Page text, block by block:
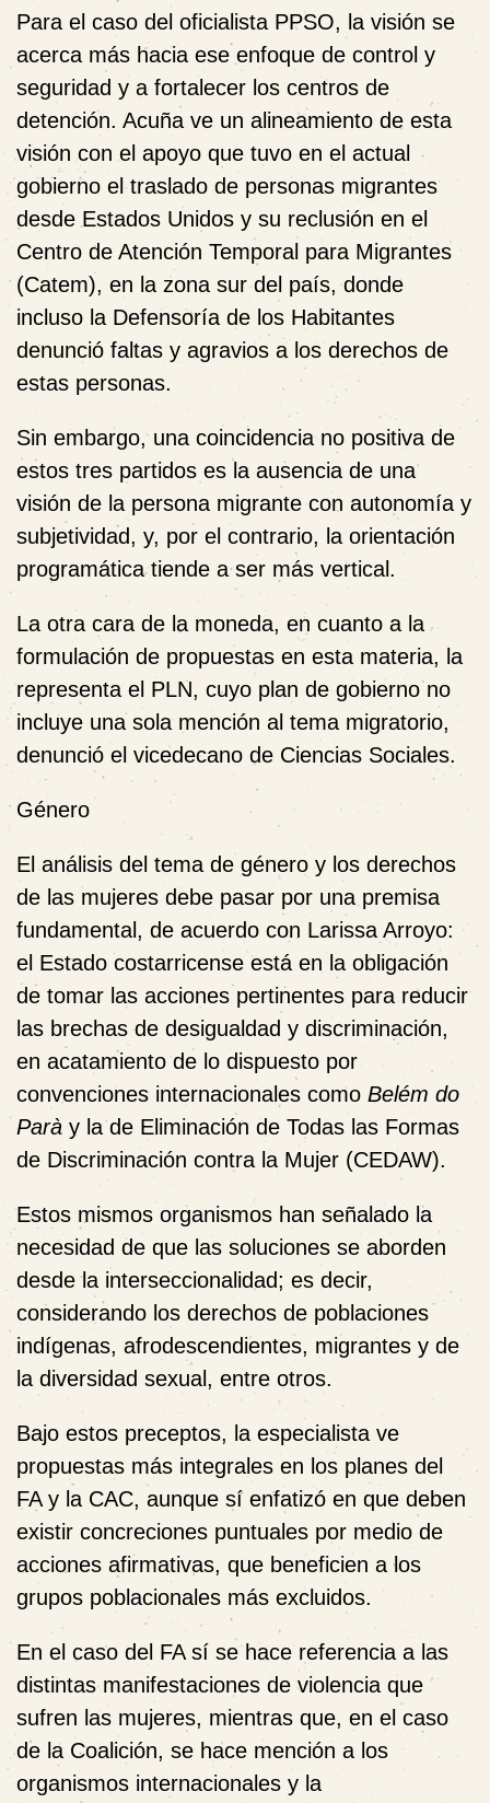
Para el caso del oficialista PPSO, la visión se
acerca más hacia ese enfoque de control y
seguridad y a fortalecer los centros de
detención. Acuña ve un alineamiento de esta
visión con el apoyo que tuvo en el actual
gobierno el traslado de personas migrantes
desde Estados Unidos y su reclusión en el
Centro de Atención Temporal para Migrantes
(Catem), en la zona sur del país, donde
incluso la Defensoría de los Habitantes
denunció faltas y agravios a los derechos de
estas personas.
Sin embargo, una coincidencia no positiva de
estos tres partidos es la ausencia de una
visión de la persona migrante con autonomía y
subjetividad, y, por el contrario, la orientación
programática tiende a ser más vertical.
La otra cara de la moneda, en cuanto a la
formulación de propuestas en esta materia, la
representa el PLN, cuyo plan de gobierno no
incluye una sola mención al tema migratorio,
denunció el vicedecano de Ciencias Sociales.
Género
El análisis del tema de género y los derechos
de las mujeres debe pasar por una premisa
fundamental, de acuerdo con Larissa Arroyo:
el Estado costarricense está en la obligación
de tomar las acciones pertinentes para reducir
las brechas de desigualdad y discriminación,
en acatamiento de lo dispuesto por
convenciones internacionales como Belém do
Parà y la de Eliminación de Todas las Formas
de Discriminación contra la Mujer (CEDAW).
Estos mismos organismos han señalado la
necesidad de que las soluciones se aborden
desde la interseccionalidad; es decir,
considerando los derechos de poblaciones
indígenas, afrodescendientes, migrantes y de
la diversidad sexual, entre otros.
Bajo estos preceptos, la especialista ve
propuestas más integrales en los planes del
FA y la CAC, aunque sí enfatizó en que deben
existir concreciones puntuales por medio de
acciones afirmativas, que beneficien a los
grupos poblacionales más excluidos.
En el caso del FA sí se hace referencia a las
distintas manifestaciones de violencia que
sufren las mujeres, mientras que, en el caso
de la Coalición, se hace mención a los
organismos internacionales y la